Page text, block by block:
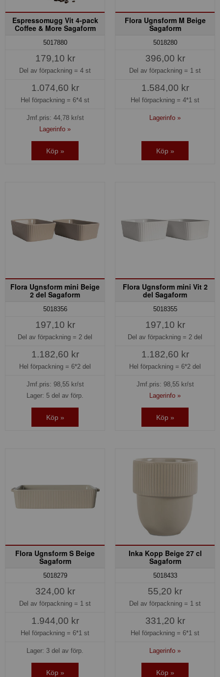
Espressomugg Vit 4-pack
Coffee & More Sagaform
5017880
179,10 kr
Del av förpackning = 4 st
1.074,60 kr
Hel förpackning = 6*4 st
Jmf.pris: 44,78kr/st
Lagerinfo »
Köp »
Flora Ugnsform M Beige
Sagaform
5018280
396,00 kr
Del av förpackning = 1 st
1.584,00 kr
Hel förpackning = 4*1 st
Lagerinfo »
Köp »
Flora Ugnsform mini Beige
2 del Sagaform
5018356
197,10 kr
Del av förpackning = 2 del
1.182,60 kr
Hel förpackning = 6*2 del
Jmf.pris: 98,55kr/st
Lager: 5 del av förp.
Köp »
Flora Ugnsform mini Vit 2
del Sagaform
5018355
197,10 kr
Del av förpackning = 2 del
1.182,60 kr
Hel förpackning = 6*2 del
Jmf.pris: 98,55kr/st
Lagerinfo »
Köp »
Flora Ugnsform S Beige
Sagaform
5018279
324,00 kr
Del av förpackning = 1 st
1.944,00 kr
Hel förpackning = 6*1 st
Lager: 3 del av förp.
Köp »
Inka Kopp Beige 27 cl
Sagaform
5018433
55,20 kr
Del av förpackning = 1 st
331,20 kr
Hel förpackning = 6*1 st
Lagerinfo »
Köp »